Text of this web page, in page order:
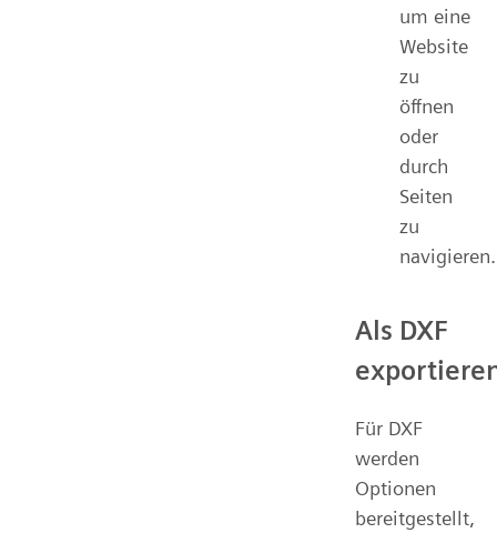
um eine
Website
zu
öffnen
oder
durch
Seiten
zu
navigieren.
Als DXF
Für DXF
werden
Optionen
bereitgestellt,